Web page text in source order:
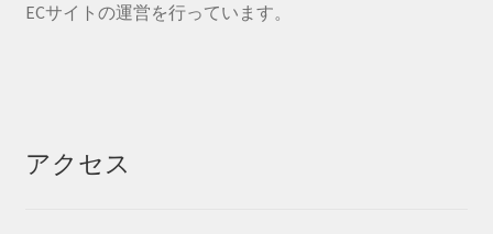
ECサイトの運営を行っています。
アクセス